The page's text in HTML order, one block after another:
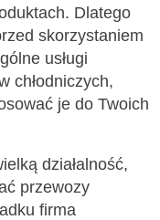
Dlatego
skorzystaniem
usługi
chłodniczych,
je do Twoich
działalność,
przewozy
firma